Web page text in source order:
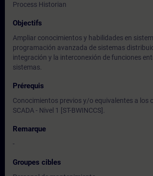
Process Historian
Objectifs
Ampliar conocimientos y habilidades en
programación avanzada de sistemas
integración y la interconexión de funciones
sistemas.
Prérequis
Conocimientos previos y/o equivalentes a los
SCADA - Nivel 1 [ST-BWINCCS].
Remarque
-
Groupes cibles